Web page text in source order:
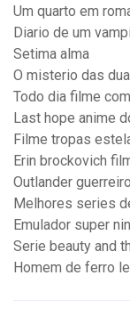
Um quarto em
Diario de um
Setima alma
O misterio das
Todo dia filme
Last hope anime
Filme tropas
Erin brockovich
Outlander
Melhores series
Emulador super
Serie beauty and
Homem de ferro